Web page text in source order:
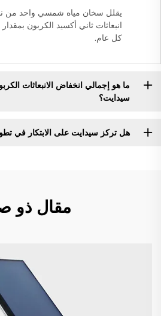
كل عام.
ما هو إجمالي انخفاض الانبعاثات
سيدايت؟
هل تركز سيدايت على الابتكار في
مقال ذو